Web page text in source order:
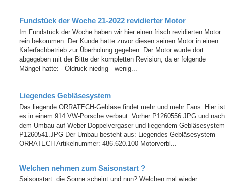
Fundstück der Woche 21-2022 revidierter Motor
Im Fundstück der Woche haben wir hier einen frisch revidierten Motor
rein bekommen. Der Kunde hatte zuvor diesen seinen Motor in einen
Käferfachbetrieb zur Überholung gegeben. Der Motor wurde dort
abgegeben mit der Bitte der kompletten Revision, da er folgende
Mängel hatte: - Öldruck niedrig - wenig...
Liegendes Gebläsesystem
Das liegende ORRATECH-Gebläse findet mehr und mehr Fans. Hier ist
es in einem 914 VW-Porsche verbaut. Vorher P1260556.JPG und nach
dem Umbau auf Weber Doppelvergaser und liegendem Gebläsesystem
P1260541.JPG Der Umbau besteht aus: Liegendes Gebläsesystem
ORRATECH Artikelnummer: 486.620.100 Motorverbl...
Welchen nehmen zum Saisonstart ?
Saisonstart. die Sonne scheint und nun? Welchen mal wieder